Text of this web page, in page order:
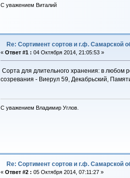
С уважением Виталий
Re: Сортимент сортов и г.ф. Самарской
« Ответ #1 : 04 Октября 2014, 21:05:53 »
Сорта для длительного хранения: в любом
созревания - Виерул 59, Декабрьский,
С уважением Владимир Углов.
Re: Сортимент сортов и г.ф. Самарской
« Ответ #2 : 05 Октября 2014, 07:11:27 »